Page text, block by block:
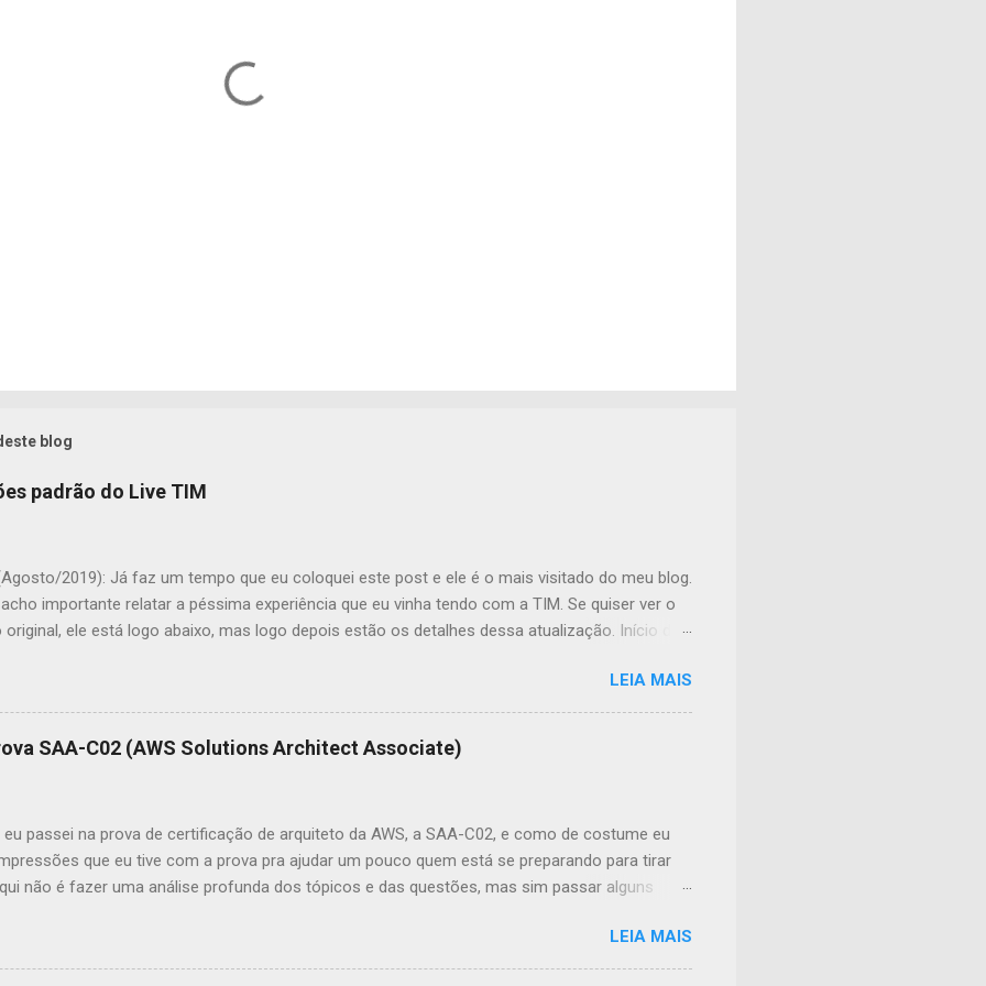
blog
padrão do Live TIM
2019): Já faz um tempo que eu coloquei este post e ele é o mais visitado do meu blog.
importante relatar a péssima experiência que eu vinha tendo com a TIM. Se quiser ver o
ele está logo abaixo, mas logo depois estão os detalhes dessa atualização. Início do
senhas, pois por padrão a rede wireless se chama LIVE TIM, com senha 12345678. Não estou
de compartilhar minha conexão com outras pessoas. Para fazer isso, conectei na página de
do modem (ZXDSL 931WII), cujo endereço (pelo menos para mim) foi http://192.168.1.1/
e senha padrões são admin / admin . Este também é bom trocar (no menu, Administration >
LEIA MAIS
SAA-C02 (AWS Solutions Architect Associate)
passei na prova de certificação de arquiteto da AWS, a SAA-C02, e como de costume eu
que eu tive com a prova pra ajudar um pouco quem está se preparando para tirar
não é fazer uma análise profunda dos tópicos e das questões, mas sim passar alguns
o exame consiste em questões do tipo múltipla escolha, a maioria delas com apenas uma
com mais de uma opção para selecionar. Não existe separação de seções na prova, ou
LEIA MAIS